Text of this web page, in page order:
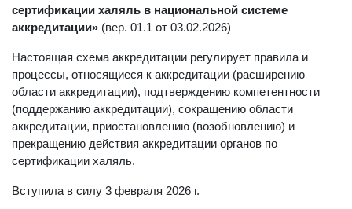
сертификации халяль в национальной системе
аккредитации» (вер. 01.1 от 03.02.2026)
Настоящая схема аккредитации регулирует правила и
процессы, относящиеся к аккредитации (расширению
области аккредитации), подтверждению компетентности
(поддержанию аккредитации), сокращению области
аккредитации, приостановлению (возобновлению) и
прекращению действия аккредитации органов по
сертификации халяль.
Вступила в силу 3 февраля 2026 г.